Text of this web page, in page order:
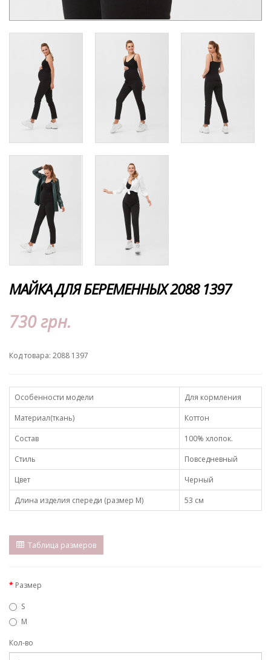
МАЙКА ДЛЯ БЕРЕМЕННЫХ 2088 1397
730 грн.
Код товара: 2088 1397
Особенности модели
Для кормления
Материал(ткань)
Коттон
Состав
100% хлопок.
Стиль
Повседневный
Цвет
Черный
Длина изделия спереди (размер М)
53 см
Таблица размеров
Размер
S
M
Кол-во